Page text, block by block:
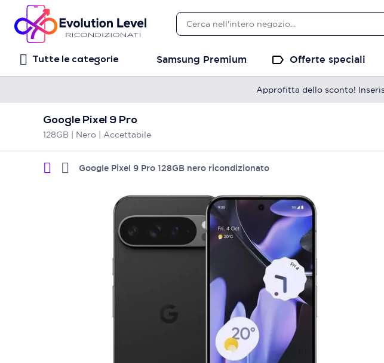
Tutte le categorie Samsung Premium Offerte speciali
Approfitta dello sconto!
Google Pixel 9 Pro
128GB | Nero | Accettabile
Google Pixel 9 Pro 128GB nero ricondizionato